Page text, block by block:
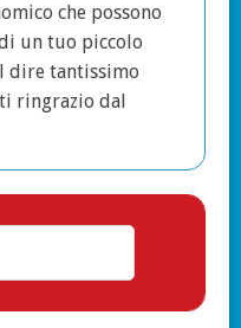
che possono
un tuo piccolo
dire tantissimo
ringrazio dal